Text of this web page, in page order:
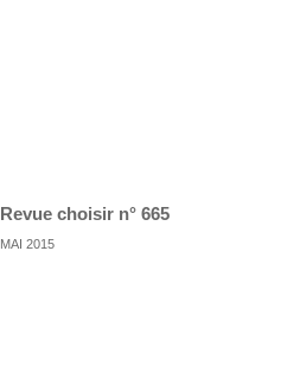
Revue choisir n° 665
MAI 2015